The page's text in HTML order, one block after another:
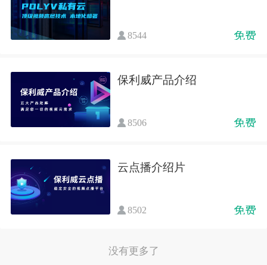
8544 免费
保利威产品介绍
8506 免费
云点播介绍片
8502 免费
没有更多了